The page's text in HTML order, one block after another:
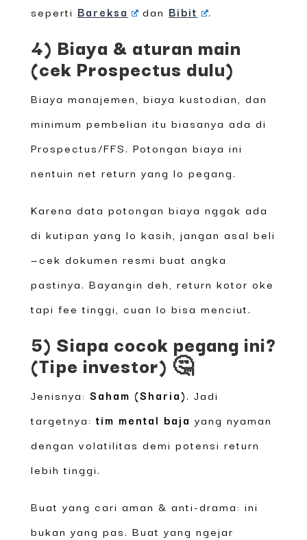
seperti Bareksa dan Bibit .
4) Biaya & aturan main
(cek Prospectus dulu)
Biaya manajemen, biaya kustodian, dan
minimum pembelian itu biasanya ada di
Prospectus/FFS. Potongan biaya ini
nentuin net return yang lo pegang.
Karena data potongan biaya nggak ada
di kutipan yang lo kasih, jangan asal beli
—cek dokumen resmi buat angka
pastinya. Bayangin deh, return kotor oke
tapi fee tinggi, cuan lo bisa menciut.
5) Siapa cocok pegang ini?
(Tipe investor) 🤔
Jenisnya: Saham (Sharia). Jadi
targetnya:tim mental baja yang nyaman
dengan volatilitas demi potensi return
lebih tinggi.
Buat yang cari aman & anti-drama: ini
bukan yang pas. Buat yang ngejar